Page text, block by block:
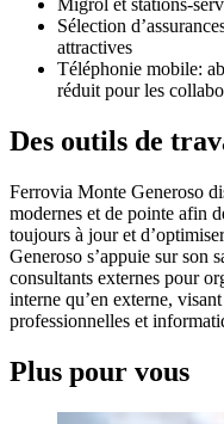
Migrol et stations-
Sélection
attractives
Téléphonie mobile:
réduit pour les
Des outils de
Ferrovia Monte Generoso
modernes et de pointe afin
toujours à jour et
Generoso s’appuie sur son
consultants externes pour
interne qu’en externe,
professionnelles et
Plus pour vous